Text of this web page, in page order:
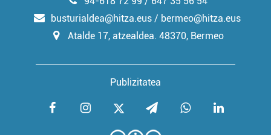
Publizitatea
busturialdea@hitza.eus / bermeo@hitza.eus
Atalde 17, atzealdea. 48370, Bermeo